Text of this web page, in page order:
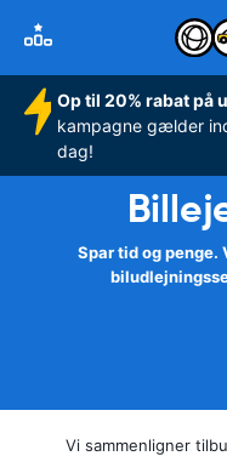
Op til 20% rabat på
kampagne gælder
dag!
Spar tid og penge.
Vi sammenligner